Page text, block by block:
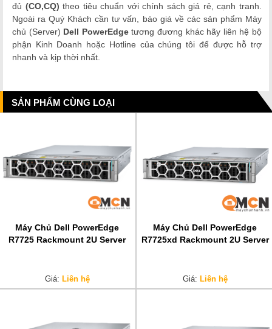
đủ (CO,CQ) theo tiêu chuẩn với chính sách giá rẻ, cạnh tranh.
Ngoài ra Quý Khách cần tư vấn, báo giá về các sản phẩm Máy
chủ (Server) Dell PowerEdgetương đương khác hãy liên hệ bộ
phận Kinh Doanh hoặc Hotline của chúng tôi để được hỗ trợ
nhanh và kịp thời nhất.
SẢN PHẨM CÙNG LOẠI
Máy Chủ Dell PowerEdge
R7725 Rackmount 2U Server
Giá: Liên hệ
Máy Chủ Dell PowerEdge
R7725xd Rackmount 2U Server
Giá: Liên hệ